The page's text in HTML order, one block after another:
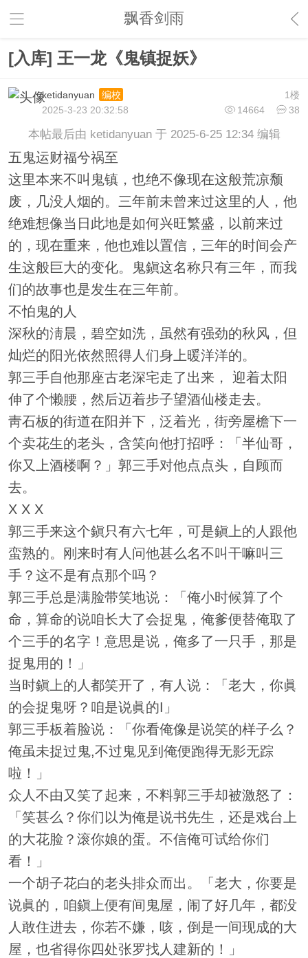
飘香剑雨
[入库] 王一龙《鬼镇捉妖》
1楼
ketidanyuan
编校
14664
38
2025-3-23 20:32:58
本帖最后由 ketidanyuan 于 2025-6-25 12:34 编辑
五鬼运财福兮祸至
这里本来不叫鬼镇，也绝不像现在这般荒凉颓
废，几没人烟的。三年前未曾来过这里的人，他
绝难想像当日此地是如何兴旺繁盛，以前来过
的，现在重来，他也难以置信，三年的时间会产
生这般巨大的变化。鬼鎭这名称只有三年，而我
们的故事也是发生在三年前。
不怕鬼的人
深秋的淸晨，碧空如洗，虽然有强劲的秋风，但
灿烂的阳光依然照得人们身上暖洋洋的。
郭三手自他那座古老深宅走了出来， 迎着太阳
伸了个懒腰，然后迈着步子望酒仙楼走去。
靑石板的街道在阳并下，泛着光，街旁屋檐下一
个卖花生的老头，含笑向他打招呼：「半仙哥，
你又上酒楼啊？」郭三手对他点点头，自顾而
去。
X X X
郭三手来这个鎭只有六七年，可是鎭上的人跟他
蛮熟的。刚来时有人问他甚么名不叫干嘛叫三
手？这不是有点那个吗？
郭三手总是满脸带笑地说：「俺小时候算了个
命，算命的说咱长大了会捉鬼，俺爹便替俺取了
个三手的名字！意思是说，俺多了一只手，那是
捉鬼用的！」
当时鎭上的人都笑开了，有人说：「老大，你眞
的会捉鬼呀？咱是说眞的I」
郭三手板着脸说：「你看俺像是说笑的样子么？
俺虽未捉过鬼,不过鬼见到俺便跑得无影无踪
啦！」
众人不由又笑了起来，不料郭三手却被激怒了：
「笑甚么？你们以为俺是说书先生，还是戏台上
的大花脸？滚你娘的蛋。不信俺可试给你们
看！」
一个胡子花白的老头排众而出。「老大，你要是
说眞的，咱鎭上便有间鬼屋，闹了好几年，都没
人敢住进去，你若不嫌，咳，倒是一间现成的大
屋，也省得你四处张罗找人建新的！」